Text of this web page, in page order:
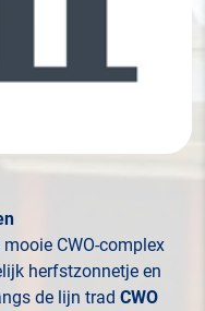
CWO-complex
herfstzonnetje en
de lijn trad CWO